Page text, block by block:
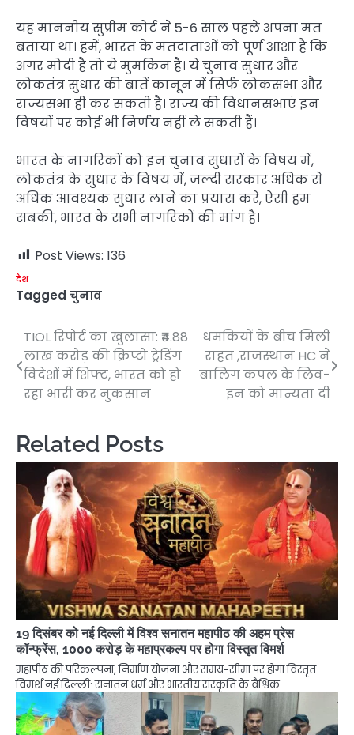
यह माननीय सुप्रीम कोर्ट ने 5-6 साल पहले अपना मत
बताया था। हमें, भारत के मतदाताओं को पूर्ण आशा है कि
अगर मोदी है तो ये मुमकिन है। ये चुनाव सुधार और
लोकतंत्र सुधार की बातें कानून में सिर्फ लोकसभा और
राज्यसभा ही कर सकती है। राज्य की विधानसभाएं इन
विषयों पर कोई भी निर्णय नहीं ले सकती हैं।
भारत के नागरिकों को इन चुनाव सुधारों के विषय में,
लोकतंत्र के सुधार के विषय में, जल्दी सरकार अधिक से
अधिक आवश्यक सुधार लाने का प्रयास करे, ऐसी हम
सबकी, भारत के सभी नागरिकों की मांग है।
Post Views: 136
देश
Tagged चुनाव
Post
navigation
TIOL रिपोर्ट का खुलासा: ₹4.88
लाख करोड़ की क्रिप्टो ट्रेडिंग
विदेशों में शिफ्ट, भारत को हो
रहा भारी कर नुकसान
धमकियों के बीच मिली
राहत ,राजस्थान HC ने
बालिग कपल के लिव-
इन को मान्यता दी
Related Posts
19 दिसंबर को नई दिल्ली में विश्व सनातन महापीठ की अहम प्रेस
कॉन्फ्रेंस, 1000 करोड़ के महाप्रकल्प पर होगा विस्तृत विमर्श
महापीठ की परिकल्पना, निर्माण योजना और समय-सीमा पर होगा विस्तृत
विमर्श नई दिल्ली: सनातन धर्म और भारतीय संस्कृति के वैश्विक…